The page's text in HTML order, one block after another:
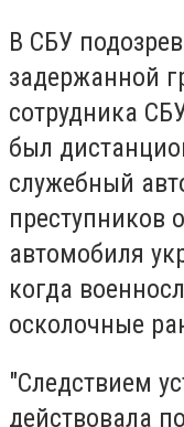
В СБУ
задержанной
сотрудника
был
служебный
преступников
автомобиля
когда
осколочные
"Следствием
действовала